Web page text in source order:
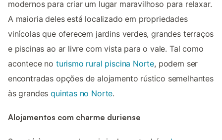
modernos para criar um lugar maravilhoso para relaxar.
A maioria deles está localizado em propriedades
vinícolas que oferecem jardins verdes, grandes terraços
e piscinas ao ar livre com vista para o vale. Tal como
acontece no turismo rural piscina Norte, podem ser
encontradas opções de alojamento rústico semelhantes
às grandesquintas no Norte.
Alojamentos com charme duriense